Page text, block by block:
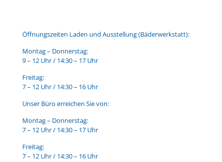
Öffnungszeiten Laden und Ausstellung (Bäderwerkstatt):
Montag – Donnerstag:
9 – 12 Uhr / 14:30 – 17 Uhr
Freitag:
7 – 12 Uhr / 14:30 – 16 Uhr
Unser Büro erreichen Sie von:
Montag – Donnerstag:
7 – 12 Uhr / 14:30 – 17 Uhr
Freitag:
7 – 12 Uhr / 14:30 – 16 Uhr